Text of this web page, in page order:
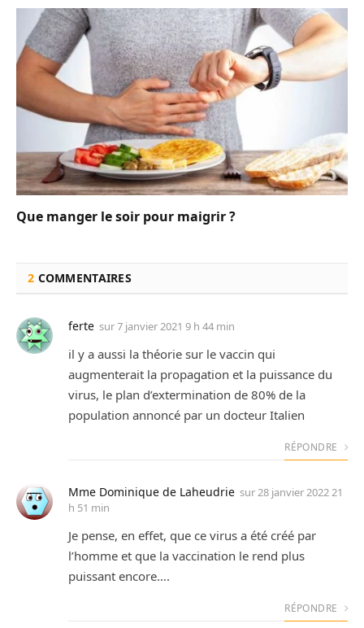
Que manger le soir pour maigrir ?
2 COMMENTAIRES
ferte sur7 janvier 2021 9 h 44 min
il y a aussi la théorie sur le vaccin qui
augmenterait la propagation et la puissance du
virus, le plan d’extermination de 80% de la
population annoncé par un docteur Italien
RÉPONDRE
Mme Dominique de Laheudrie sur28 janvier 2022 21
h 51 min
Je pense, en effet, que ce virus a été créé par
l’homme et que la vaccination le rend plus
puissant encore….
RÉPONDRE